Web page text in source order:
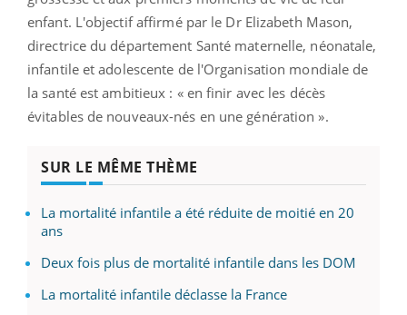
enfant. L'objectif affirmé par le Dr Elizabeth Mason,
directrice du département Santé maternelle, néonatale,
infantile et adolescente de l'Organisation mondiale de
la santé est ambitieux : « en finir avec les décès
évitables de nouveaux-nés en une génération ».
SUR LE MÊME THÈME
La mortalité infantile a été réduite de moitié en 20
ans
Deux fois plus de mortalité infantile dans les DOM
La mortalité infantile déclasse la France